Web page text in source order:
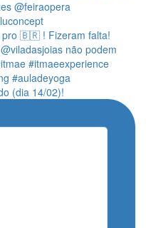
(dia 14/02)!